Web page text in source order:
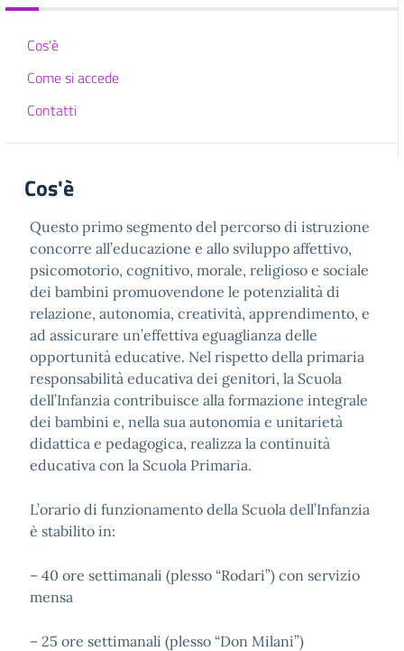
Cos'è
Come si accede
Contatti
Cos'è
Questo primo segmento del percorso di istruzione
concorre all’educazione e allo sviluppo affettivo,
psicomotorio, cognitivo, morale, religioso e sociale
dei bambini promuovendone le potenzialità di
relazione, autonomia, creatività, apprendimento, e
ad assicurare un’effettiva eguaglianza delle
opportunità educative. Nel rispetto della primaria
responsabilità educativa dei genitori, la Scuola
dell’Infanzia contribuisce alla formazione integrale
dei bambini e, nella sua autonomia e unitarietà
didattica e pedagogica, realizza la continuità
educativa con la Scuola Primaria.
L’orario di funzionamento della Scuola dell’Infanzia
è stabilito in:
– 40 ore settimanali (plesso “Rodari”) con servizio
mensa
– 25 ore settimanali (plesso “Don Milani”)